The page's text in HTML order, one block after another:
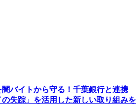
闇バイトから守る！千葉銀行と連携
失踪」を活用した新しい取り組みを